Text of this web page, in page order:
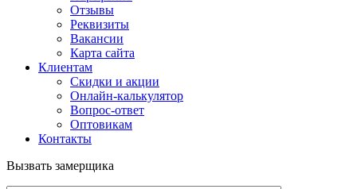
Отзывы
Реквизиты
Вакансии
Карта сайта
Клиентам
Скидки и акции
Онлайн-калькулятор
Вопрос-ответ
Оптовикам
Контакты
Вызвать замерщика